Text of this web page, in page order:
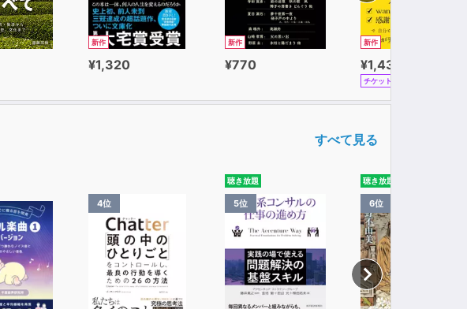
新作
¥1,320
新作
¥770
新作
¥1,430
チケット
すべて見る
4位
聴き放題
5位
聴き放題
6位